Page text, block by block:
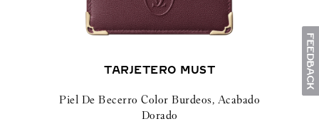
TARJETERO MUST
Piel De Becerro Color Burdeos, Acabado
Dorado